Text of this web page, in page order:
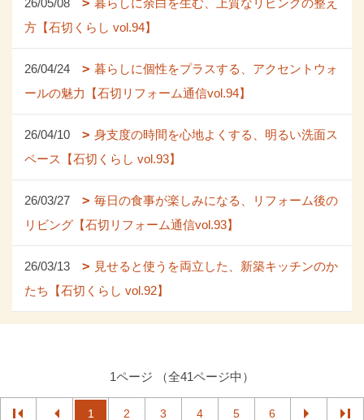
方【石切くらし vol.94】
26/04/24
暮らしに個性をプラスする、アクセントウォ
ールの魅力【石切リフォーム通信vol.94】
26/04/10
身支度の時間を心地よくする、明るい洗面ス
ペース【石切くらし vol.93】
26/03/27
毎日の食事が楽しみになる、リフォーム後の
リビング【石切リフォーム通信vol.93】
26/03/13
見せると使うを両立した、新築キッチンのか
たち【石切くらし vol.92】
1ページ （全41ページ中）
1 2 3 4 5 6